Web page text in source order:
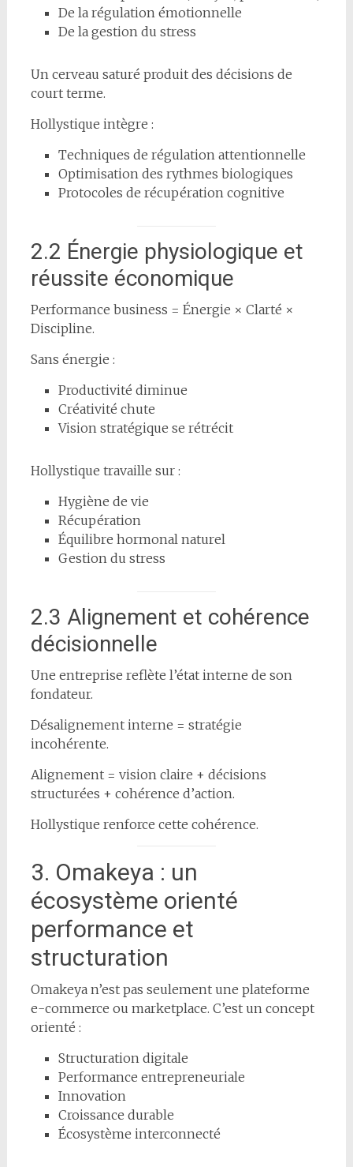
De la régulation émotionnelle
De la gestion du stress
Un cerveau saturé produit des décisions de
court terme.
Hollystique intègre :
Techniques de régulation attentionnelle
Optimisation des rythmes biologiques
Protocoles de récupération cognitive
2.2 Énergie physiologique et
réussite économique
Performance business = Énergie × Clarté ×
Discipline.
Sans énergie :
Productivité diminue
Créativité chute
Vision stratégique se rétrécit
Hollystique travaille sur :
Hygiène de vie
Récupération
Équilibre hormonal naturel
Gestion du stress
2.3 Alignement et cohérence
décisionnelle
Une entreprise reflète l’état interne de son
fondateur.
Désalignement interne = stratégie
incohérente.
Alignement = vision claire + décisions
structurées + cohérence d’action.
Hollystique renforce cette cohérence.
3. Omakeya : un
écosystème orienté
performance et
structuration
Omakeya n’est pas seulement une plateforme
e-commerce ou marketplace. C’est un concept
orienté :
Structuration digitale
Performance entrepreneuriale
Innovation
Croissance durable
Écosystème interconnecté